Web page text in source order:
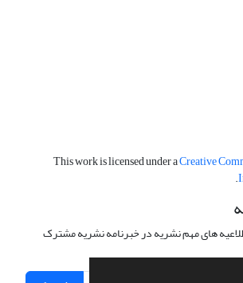
This work is licensed under aCreative
.
های مهم نشریه در خبرنامه نشریه مشترک